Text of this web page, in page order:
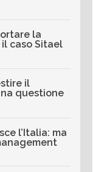
la
caso Sitael
il
questione
l’Italia: ma